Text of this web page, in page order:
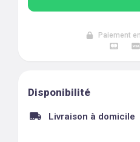
Paiement
Disponibilité
Livraison à domicile